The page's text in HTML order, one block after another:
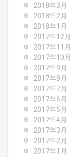
2018年3月
2018年2月
2018年1月
2017年12月
2017年11月
2017年10月
2017年9月
2017年8月
2017年7月
2017年6月
2017年5月
2017年4月
2017年3月
2017年2月
2017年1月